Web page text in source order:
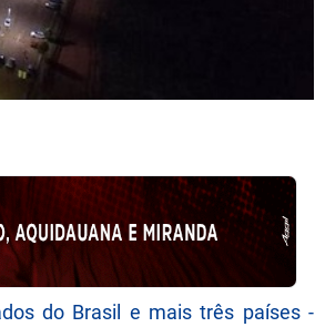
do Brasil e mais três países -